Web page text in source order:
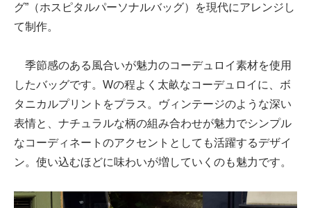
グ”（ホスピタルパーソナルバッグ）を現代にアレンジし
て制作。
季節感のある風合いが魅力のコーデュロイ素材を使用
したバッグです。Wの程よく太畝なコーデュロイに、ボ
タニカルプリントをプラス。ヴィンテージのような深い
表情と、ナチュラルな柄の組み合わせが魅力でシンプル
なコーディネートのアクセントとしても活躍するデザイ
ン。使い込むほどに味わいが増していくのも魅力です。